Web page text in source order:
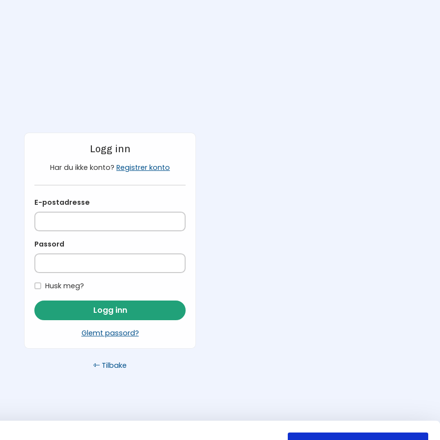
Logg inn
Har du ikke konto? Registrer konto
E-postadresse
Passord
Husk meg?
Logg inn
Glemt passord?
Tilbake